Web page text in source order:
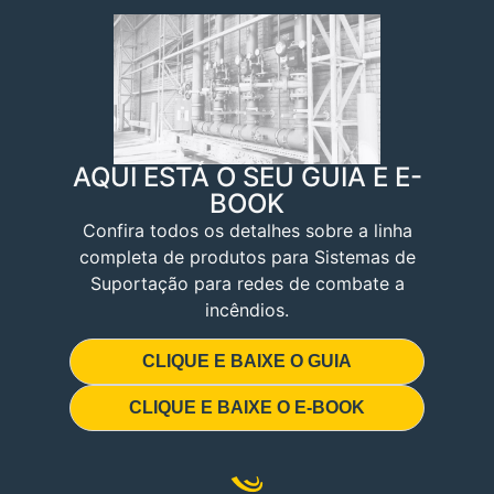
AQUI ESTÁ O SEU GUIA E E-
BOOK
Confira todos os detalhes sobre a linha
completa de produtos para Sistemas de
Suportação para redes de combate a
incêndios.
CLIQUE E BAIXE O GUIA
CLIQUE E BAIXE O E-BOOK